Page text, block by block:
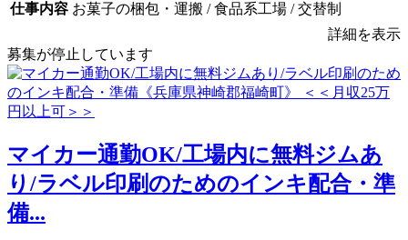
仕事内容 お菓子の梱包・運搬 / 食品系工場 / 交替制
詳細を表示
募集が停止しています
マイカー通勤OK/工場内に無料ジムあ
り/ラベル印刷のためのインキ配合・準
備...